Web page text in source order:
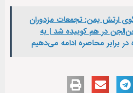
ارتش یمن: تجمعات مزدوران
در هم کوبیده شد | به
برابر محاصره ادامه می‌دهیم